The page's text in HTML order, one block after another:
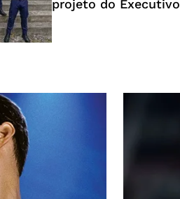
projeto do Executivo